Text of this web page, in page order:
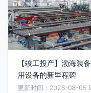
【竣工投产】渤海装
用设备的新里程碑
更新时间：2026-08-05